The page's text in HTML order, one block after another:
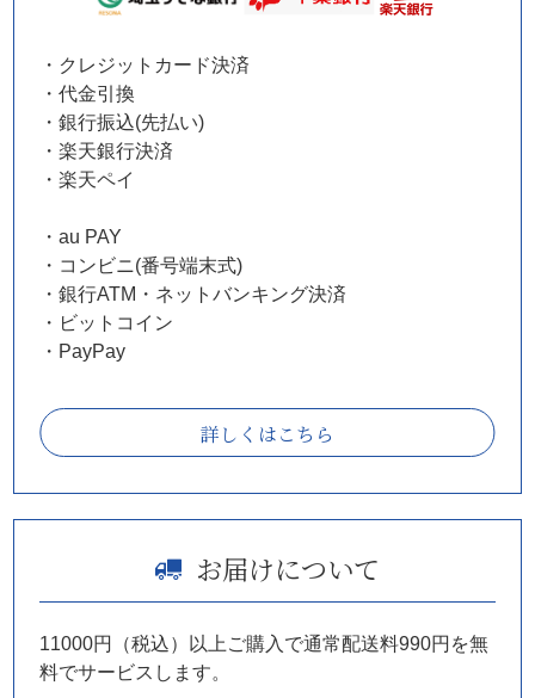
・クレジットカード決済
・代金引換
・銀行振込(先払い)
・楽天銀行決済
・楽天ペイ
・au PAY
・コンビニ(番号端末式)
・銀行ATM・ネットバンキング決済
・ビットコイン
・PayPay
詳しくはこちら
お届けについて
11000円（税込）以上ご購入で通常配送料990円を無
料でサービスします。